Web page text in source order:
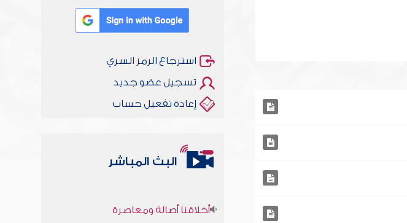
استرجاع الرمز السري
تسجيل عضو جديد
إعادة تفعيل حساب
البث المباشر